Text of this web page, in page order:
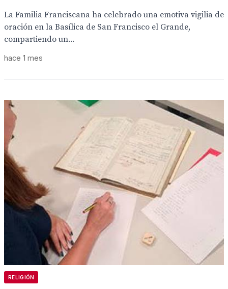
La Familia Franciscana ha celebrado una emotiva vigilia de
oración en la Basílica de San Francisco el Grande,
compartiendo un...
hace 1 mes
RELIGIÓN